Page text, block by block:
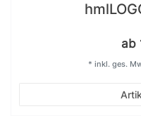
ab
* inkl. ges.